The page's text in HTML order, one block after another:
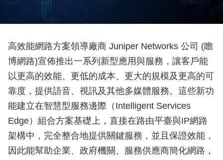
高效能網路方案領導廠商 Juniper Networks 公司 (瞻
博網路)宣佈推出一系列新型應用與服務，讓客戶能
以更高的效能、更低的成本、更大的規模及更高的可
靠度，提供語音、視訊及其他多媒體服務。這些新功
能建立在智慧型服務邊際（Intelligent Services
Edge）組合方案基礎上，直接在路由平臺與IP網路
架構中，完全整合地提供關鍵服務，並且保證效能，
因此能幫助企業、政府機關、服務供應商簡化網路，